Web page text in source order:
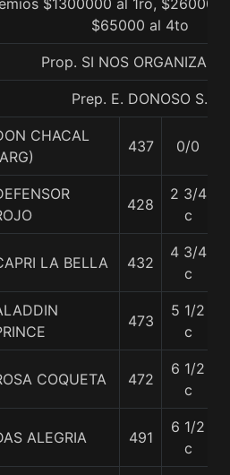
$1300000 al 1ro,
$65000 al 4to
Prop. SI NOS
Prep. E. DONOSO S.
CHACAL
437 0/0
428
2 3/4
c
LA BELLA 432
4 3/4
c
473
5 1/2
c
COQUETA 472
6 1/2
c
ALEGRIA 491
6 1/2
c